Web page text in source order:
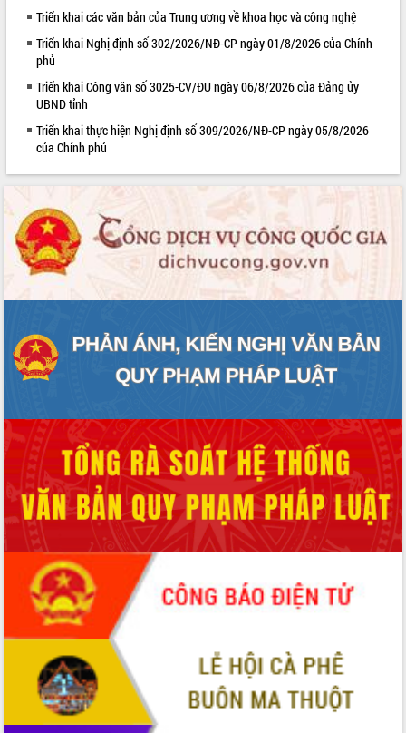
LIÊN KẾT WEB
Triển khai các văn bản của Trung ương về khoa học và công nghệ
Triển khai Nghị định số 302/2026/NĐ-CP ngày 01/8/2026 của Chính
phủ
Triển khai Công văn số 3025-CV/ĐU ngày 06/8/2026 của Đảng ủy
UBND tỉnh
Triển khai thực hiện Nghị định số 309/2026/NĐ-CP ngày 05/8/2026
của Chính phủ